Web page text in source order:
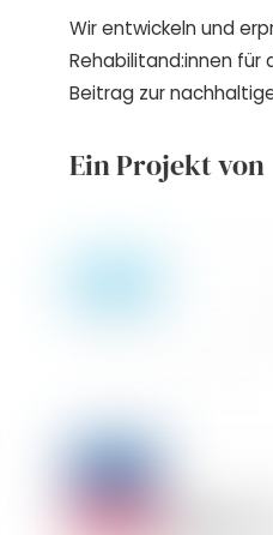
Wir entwickeln und
Rehabilitand:innen
Beitrag zur
Ein Projekt von